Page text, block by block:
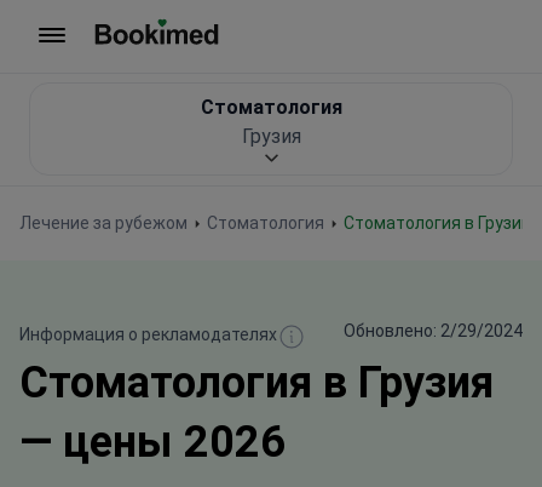
Лечение за рубежом Стоматология Стоматология в Грузии
Стоматология
Грузия
Информация о рекламодателях Обновлено: 2/29/2024
Стоматология в Грузия
— цены 2026